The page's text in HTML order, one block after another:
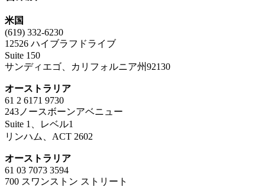
米国
(619) 332-6230
12526 ハイブラフドライブ
Suite 150
サンディエゴ、カリフォルニア州92130
オーストラリア
61 2 6171 9730
243ノースボーンアベニュー
Suite 1、レベル1
リンハム、ACT 2602
オーストラリア
61 03 7073 3594
700 スワンストン ストリート